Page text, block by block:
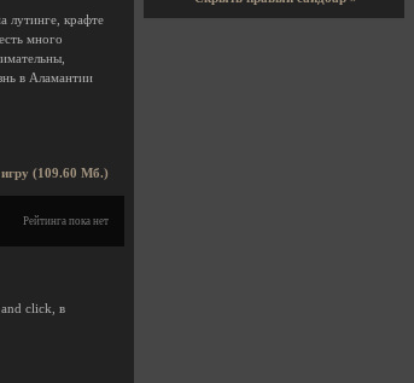
лутинге, крафте
много
в Аламантии
(109.60 Мб.)
Рейтинга пока нет
and click, в